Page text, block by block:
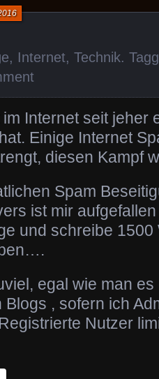
, Internet, Technik.
Internet seit jeher
Einige Internet
diesen Kampf
Spam
ist mir
und schreibe
egal wie man
Blogs , sofern ich
Nutzer